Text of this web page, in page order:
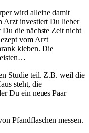
wird alleine damit
Arzt investiert Du lieber
die nächste Zeit nicht
vom Arzt
kleben. Die
Studie teil. Z.B. weil die
steht, die
Du ein neues Paar
Pfandflaschen messen.